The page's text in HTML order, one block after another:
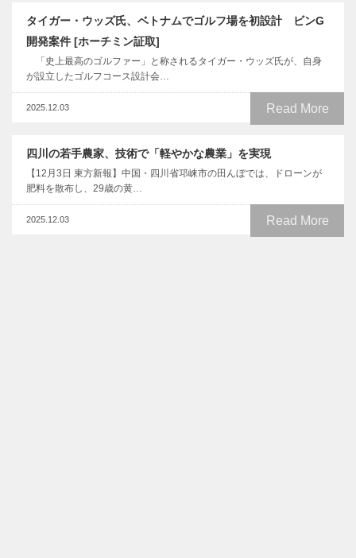
タイガー・ウッズ氏、ベトナムでゴルフ場を初設計 ビンG
開発案件 [ホーチミン証取]
「史上最高のゴルファー」と称されるタイガー・ウッズ氏が、自身
が設立したゴルフコース設計会…
Read More
2025.12.03
四川の若手農家、技術で「軽やかな農業」を実現
【12月3日 東方新報】中国・四川省邛崃市の田んぼでは、ドローンが
肥料を散布し、29歳の黄…
Read More
2025.12.03